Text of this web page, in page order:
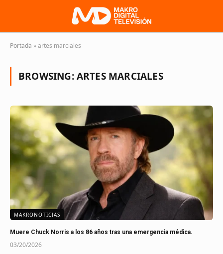
Portada »artes marciales
BROWSING:ARTES MARCIALES
MAKRONOTICIAS
Muere Chuck Norris a los 86 años tras una emergencia médica.
03/20/2026